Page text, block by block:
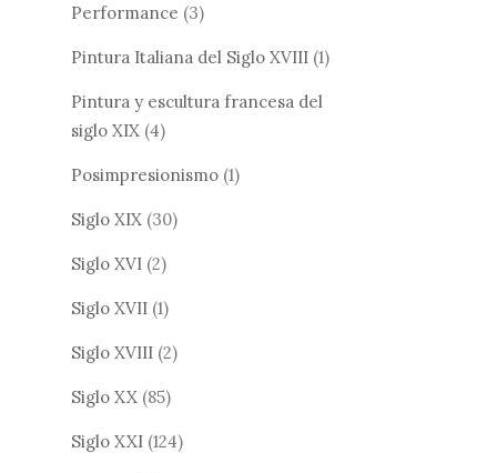
Performance (3)
Pintura Italiana del Siglo XVIII (1)
Pintura y escultura francesa del
siglo XIX (4)
Posimpresionismo (1)
Siglo XIX (30)
Siglo XVI (2)
Siglo XVII (1)
Siglo XVIII (2)
Siglo XX (85)
Siglo XXI (124)